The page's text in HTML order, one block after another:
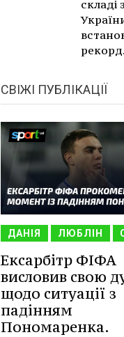
складі
рекорд.
СВІЖІ ПУБЛІКАЦІЇ
ДАНІЯ ЛЮБЛІН
Ексарбітр ФІФА
висловив свою
щодо ситуації з
падінням
Пономаренка.